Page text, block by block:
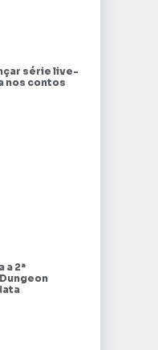
série live-
nos contos
a 2ª